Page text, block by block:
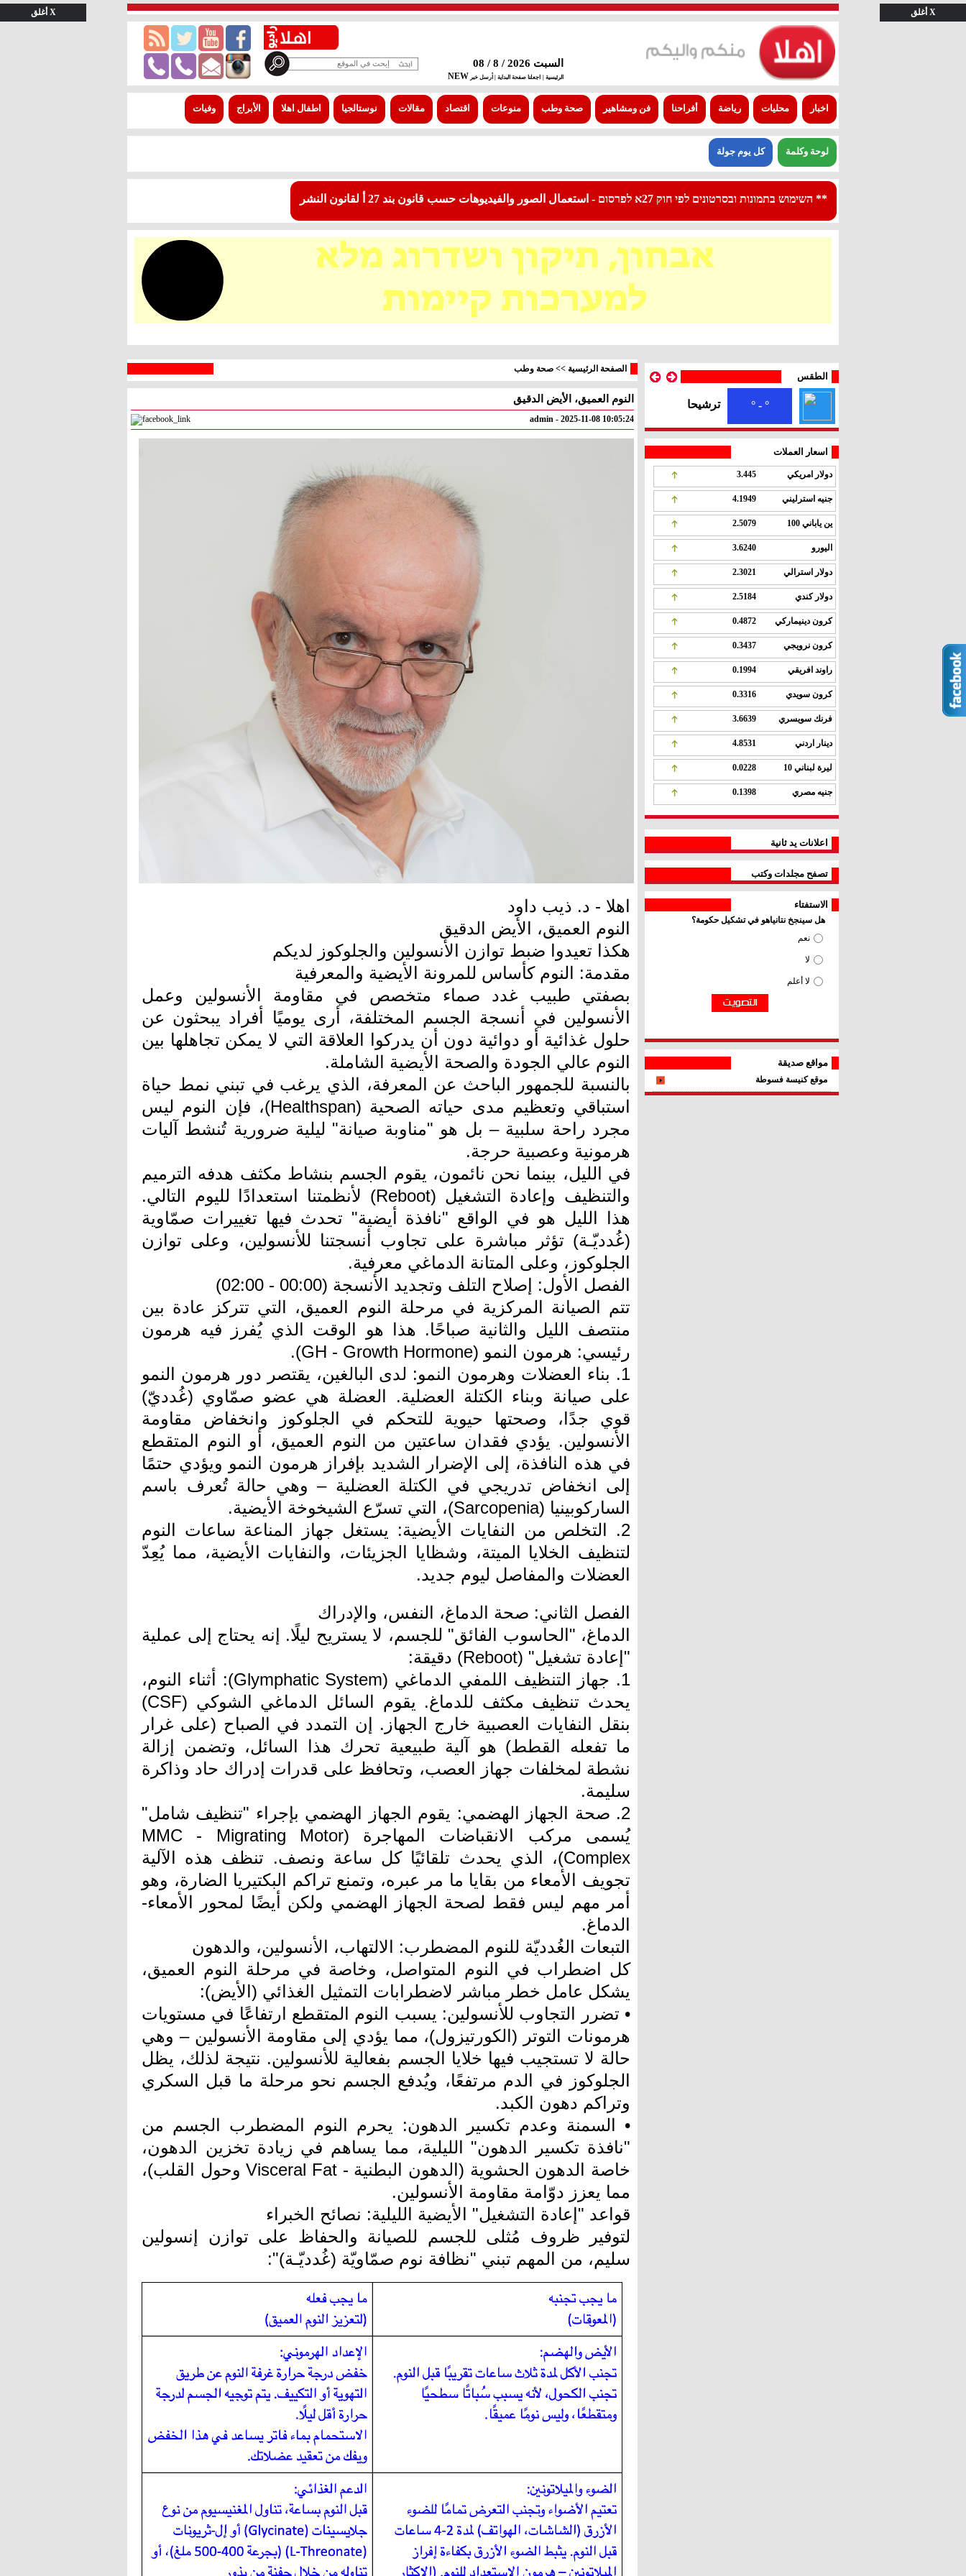
X أغلق X أغلق
السبت 2026 / 8 / 08
الرئيسية | اجعلنا صفحة البداية | أرسل خبر NEW
اخبار محليات رياضة أفراحنا فن ومشاهير صحة وطب منوعات اقتصاد مقالات نوستالجيا اطفال اهلا الأبراج وفيات
لوحة وكلمة كل يوم جولة
** השימוש בתמונות ובסרטונים לפי חוק 27א לפרסום - استعمال الصور والفيديوهات حسب قانون بند 27 أ لقانون النشر
الطقس
° - ° ترشيحا ° - ° معليا
اسعار العملات
دولار امريكي 3.445
جنيه استرليني 4.1949
ين ياباني 100 2.5079
اليورو 3.6240
دولار استرالي 2.3021
دولار كندي 2.5184
كرون دينيماركي 0.4872
كرون نرويجي 0.3437
راوند افريقي 0.1994
كرون سويدي 0.3316
فرنك سويسري 3.6639
دينار اردني 4.8531
ليرة لبناني 10 0.0228
جنيه مصري 0.1398
اعلانات يد ثانية
تصفح مجلدات وكتب
الاستفتاء
مواقع صديقة
موقع كنيسة فسوطة
الصفحة الرئيسية >> صحة وطب
النوم العميق، الأيض الدقيق
admin - 2025-11-08 10:05:24
اهلا - د. ذيب داود
النوم العميق، الأيض الدقيق
هكذا تعيدوا ضبط توازن الأنسولين والجلوكوز لديكم
مقدمة: النوم كأساس للمرونة الأيضية والمعرفية
بصفتي طبيب غدد صماء متخصص في مقاومة الأنسولين وعمل
الأنسولين في أنسجة الجسم المختلفة، أرى يوميًا أفراد يبحثون عن
حلول غذائية أو دوائية دون أن يدركوا العلاقة التي لا يمكن تجاهلها بين
النوم عالي الجودة والصحة الأيضية الشاملة.
بالنسبة للجمهور الباحث عن المعرفة، الذي يرغب في تبني نمط حياة
استباقي وتعظيم مدى حياته الصحية (Healthspan)، فإن النوم ليس
مجرد راحة سلبية – بل هو "مناوبة صيانة" ليلية ضرورية تُنشط آليات
هرمونية وعصبية حرجة.
في الليل، بينما نحن نائمون، يقوم الجسم بنشاط مكثف هدفه الترميم
والتنظيف وإعادة التشغيل (Reboot) لأنظمتنا استعدادًا لليوم التالي.
هذا الليل هو في الواقع "نافذة أيضية" تحدث فيها تغييرات صمّاوية
(غُدديّـة) تؤثر مباشرة على تجاوب أنسجتنا للأنسولين، وعلى توازن
الجلوكوز، وعلى المتانة الدماغي معرفية.
الفصل الأول: إصلاح التلف وتجديد الأنسجة (00:00 - 02:00)
تتم الصيانة المركزية في مرحلة النوم العميق، التي تتركز عادة بين
منتصف الليل والثانية صباحًا. هذا هو الوقت الذي يُفرز فيه هرمون
رئيسي: هرمون النمو (GH - Growth Hormone).
1. بناء العضلات وهرمون النمو: لدى البالغين، يقتصر دور هرمون النمو
على صيانة وبناء الكتلة العضلية. العضلة هي عضو صمّاوي (غُدديّ)
قوي جدًا، وصحتها حيوية للتحكم في الجلوكوز وانخفاض مقاومة
الأنسولين. يؤدي فقدان ساعتين من النوم العميق، أو النوم المتقطع
في هذه النافذة، إلى الإضرار الشديد بإفراز هرمون النمو ويؤدي حتمًا
إلى انخفاض تدريجي في الكتلة العضلية – وهي حالة تُعرف باسم
الساركوبينيا (Sarcopenia)، التي تسرّع الشيخوخة الأيضية.
2. التخلص من النفايات الأيضية: يستغل جهاز المناعة ساعات النوم
لتنظيف الخلايا الميتة، وشظايا الجزيئات، والنفايات الأيضية، مما يُعِدّ
العضلات والمفاصل ليوم جديد.
الفصل الثاني: صحة الدماغ، النفس، والإدراك
الدماغ، "الحاسوب الفائق" للجسم، لا يستريح ليلًا. إنه يحتاج إلى عملية
"إعادة تشغيل" (Reboot) دقيقة:
1. جهاز التنظيف اللمفي الدماغي (Glymphatic System): أثناء النوم،
يحدث تنظيف مكثف للدماغ. يقوم السائل الدماغي الشوكي (CSF)
بنقل النفايات العصبية خارج الجهاز. إن التمدد في الصباح (على غرار
ما تفعله القطط) هو آلية طبيعية تحرك هذا السائل، وتضمن إزالة
نشطة لمخلفات جهاز العصب، وتحافظ على قدرات إدراك حاد وذاكرة
سليمة.
2. صحة الجهاز الهضمي: يقوم الجهاز الهضمي بإجراء "تنظيف شامل"
يُسمى مركب الانقباضات المهاجرة (MMC - Migrating Motor
Complex)، الذي يحدث تلقائيًا كل ساعة ونصف. تنظف هذه الآلية
تجويف الأمعاء من بقايا ما مر عبره، وتمنع تراكم البكتيريا الضارة، وهو
أمر مهم ليس فقط لصحة الجهاز الهضمي ولكن أيضًا لمحور الأمعاء-
الدماغ.
التبعات الغُدديّة للنوم المضطرب: الالتهاب، الأنسولين، والدهون
كل اضطراب في النوم المتواصل، وخاصة في مرحلة النوم العميق،
يشكل عامل خطر مباشر لاضطرابات التمثيل الغذائي (الأيض):
• تضرر التجاوب للأنسولين: يسبب النوم المتقطع ارتفاعًا في مستويات
هرمونات التوتر (الكورتيزول)، مما يؤدي إلى مقاومة الأنسولين – وهي
حالة لا تستجيب فيها خلايا الجسم بفعالية للأنسولين. نتيجة لذلك، يظل
الجلوكوز في الدم مرتفعًا، ويُدفع الجسم نحو مرحلة ما قبل السكري
وتراكم دهون الكبد.
• السمنة وعدم تكسير الدهون: يحرم النوم المضطرب الجسم من
"نافذة تكسير الدهون" الليلية، مما يساهم في زيادة تخزين الدهون،
خاصة الدهون الحشوية (الدهون البطنية - Visceral Fat وحول القلب)،
مما يعزز دوّامة مقاومة الأنسولين.
قواعد "إعادة التشغيل" الأيضية الليلية: نصائح الخبراء
لتوفير ظروف مُثلى للجسم للصيانة والحفاظ على توازن إنسولين
سليم، من المهم تبني "نظافة نوم صمّاويّة (غُدديّـة)":